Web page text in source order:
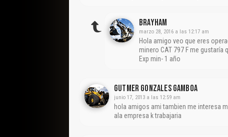
Brayham
marzo 28, 2016 a las 12:17 am
Hola amigo veo que eres
minero CAT 797 F me
Exp min- 1 año
Gutmer Gonzales Gamboa
junio 17, 2013 a las 12:59 am
hola amigos ami tambien me interesa
ala empresa k trabajaria